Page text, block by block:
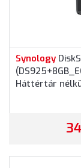
Synology
Háttértár